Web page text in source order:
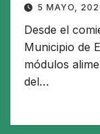
5 MAYO,
Desde el
Municipio de
módulos
del…